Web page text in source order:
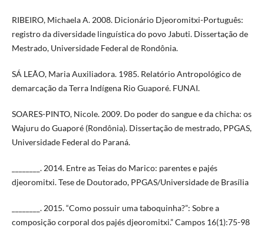
RIBEIRO, Michaela A. 2008. Dicionário Djeoromitxi-Português:
registro da diversidade linguística do povo Jabuti. Dissertação de
Mestrado, Universidade Federal de Rondônia.
SÁ LEÃO, Maria Auxiliadora. 1985. Relatório Antropológico de
demarcação da Terra Indígena Rio Guaporé. FUNAI.
SOARES-PINTO, Nicole. 2009. Do poder do sangue e da chicha: os
Wajuru do Guaporé (Rondônia). Dissertação de mestrado, PPGAS,
Universidade Federal do Paraná.
________. 2014. Entre as Teias do Marico: parentes e pajés
djeoromitxi. Tese de Doutorado, PPGAS/Universidade de Brasília
________. 2015. “Como possuir uma taboquinha?”: Sobre a
composição corporal dos pajés djeoromitxi.” Campos 16(1):75-98